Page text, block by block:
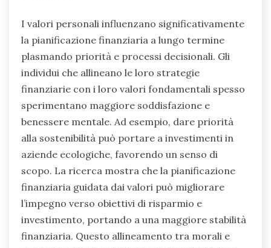
I valori personali influenzano significativamente
la pianificazione finanziaria a lungo termine
plasmando priorità e processi decisionali. Gli
individui che allineano le loro strategie
finanziarie con i loro valori fondamentali spesso
sperimentano maggiore soddisfazione e
benessere mentale. Ad esempio, dare priorità
alla sostenibilità può portare a investimenti in
aziende ecologiche, favorendo un senso di
scopo. La ricerca mostra che la pianificazione
finanziaria guidata dai valori può migliorare
l’impegno verso obiettivi di risparmio e
investimento, portando a una maggiore stabilità
finanziaria. Questo allineamento tra morali e